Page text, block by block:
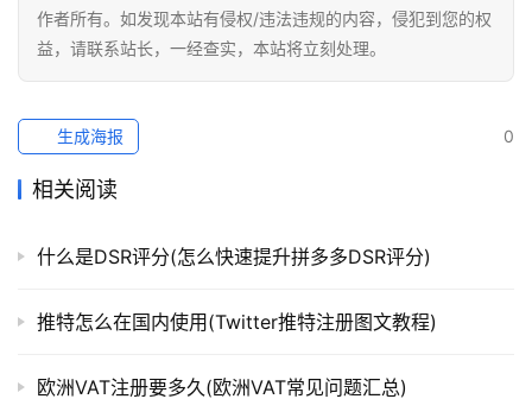
作者所有。如发现本站有侵权/违法违规的内容，侵犯到您的权
益，请联系站长，一经查实，本站将立刻处理。
0
生成海报
相关阅读
什么是DSR评分(怎么快速提升拼多多DSR评分)
推特怎么在国内使用(Twitter推特注册图文教程)
欧洲VAT注册要多久(欧洲VAT常见问题汇总)